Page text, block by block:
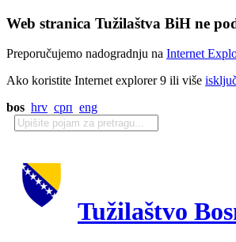
Web stranica Tužilaštva BiH ne
Preporučujemo nadogradnju na Internet
Ako koristite Internet explorer 9 ili više
bos hrv срп eng
Tužilaštvo